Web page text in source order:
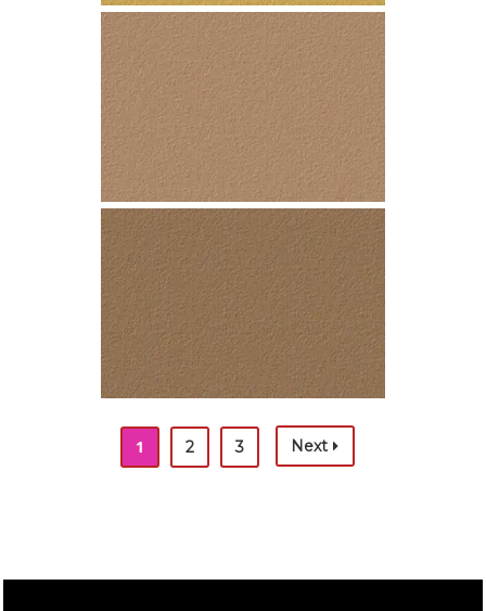
MAÍZ
COBRIZO
1 2 3 Next